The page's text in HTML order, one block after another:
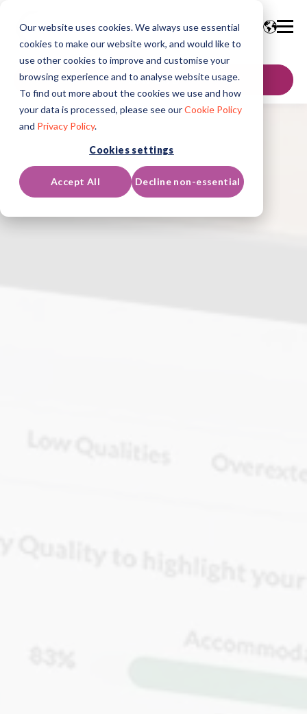
Our website uses cookies. We always use essential
cookies to make our website work, and would like to
use other cookies to improve and customise your
browsing experience and to analyse website usage.
To find out more about the cookies we use and how
your data is processed, please see ourCookie Policy
and Privacy Policy.
Cookies settings
Accept All Decline non-essential
お問い合わせ